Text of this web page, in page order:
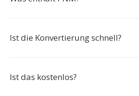
Ist die Konvertierung schnell?
Ist das kostenlos?